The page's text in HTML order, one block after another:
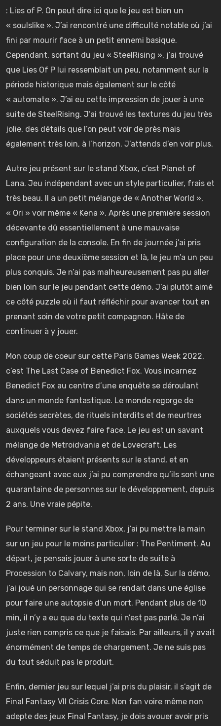
: Lies of P. On peut dire ici que le jeu est bien un
« soulslike ». J’ai rencontré une difficulté notable où j’ai
fini par mourir face à un petit ennemi basique.
Cependant, sortant du jeu « SteelRising », j’ai trouvé
que Lies Of P lui ressemblait un peu, notamment sur la
période historique mais également sur le côté
« automate ». J’ai eu cette impression de jouer à une
suite de SteelRising. J’ai trouvé les textures du jeu très
jolie, des détails que l’on peut voir de près mais
également très loin, à l’horizon. J’attends d’en voir plus.
Autre jeu présent sur le stand Xbox, c’est Planet of
Lana. Jeu indépendant avec un style particulier, frais et
très beau. Il a un petit mélange de « Another World »,
« Ori » voir même « Kena ». Après une première session
décevante dû essentiellement à une mauvaise
configuration de la console. En fin de journée j’ai pris
place pour une deuxième session et là, le jeu m’a un peu
plus conquis. Je n’ai pas malheureusement pas pu aller
bien loin sur le jeu pendant cette démo. J’ai plutôt aimé
ce côté puzzle où il faut réfléchir pour avancer tout en
prenant soin de votre petit compagnon. Hâte de
continuer à y jouer.
Mon coup de coeur sur cette Paris Games Week 2022,
c’est The Last Case of Benedict Fox. Vous incarnez
Benedict Fox au centre d’une enquête se déroulant
dans un monde fantastique. Le monde regorge de
sociétés secrètes, de rituels interdits et de meurtres
auxquels vous devez faire face. Le jeu est un savant
mélange de Metroidvania et de Lovecraft. Les
développeurs étaient présents sur le stand, et en
échangeant avec eux j’ai pu comprendre qu’ils sont une
quarantaine de personnes sur le développement, depuis
2 ans. Une vraie pépite.
Pour terminer sur le stand Xbox, j’ai pu mettre la main
sur un jeu pour le moins particulier : The Pentiment. Au
départ, je pensais jouer à une sorte de suite à
Procession to Calvary, mais non, loin de là. Sur la démo,
j’ai joué un personnage qui se rendait dans une église
pour faire une autopsie d’un mort. Pendant plus de 10
min, il n’y a eu que du texte qui n’est pas parlé. Je n’ai
juste rien compris ce que je faisais. Par ailleurs, il y avait
énormément de temps de chargement. Je ne suis pas
du tout séduit pas le produit.
Enfin, dernier jeu sur lequel j’ai pris du plaisir, il s’agit de
Final Fantasy VII Crisis Core. Non fan voire même non
adepte des jeux Final Fantasy, je dois avouer avoir pris